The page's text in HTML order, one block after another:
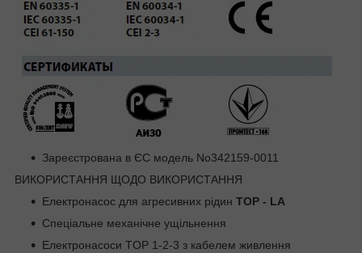
Зареєстрована в ЄС модель No342159-0011
ВИКОРИСТАННЯ ЩОДО ВИКОРИСТАННЯ
Електронасос для агресивних рідин TOP - LA
Спеціальне механічне ущільнення
Електронасоси TOP 1-2-3 з кабелем живлення